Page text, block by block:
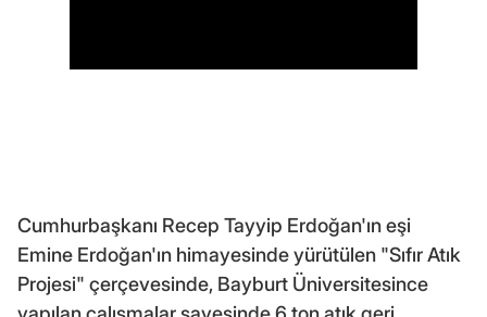
Cumhurbaşkanı Recep Tayyip Erdoğan'ın eşi
Emine Erdoğan'ın himayesinde yürütülen "Sıfır Atık
Projesi" çerçevesinde, Bayburt Üniversitesince